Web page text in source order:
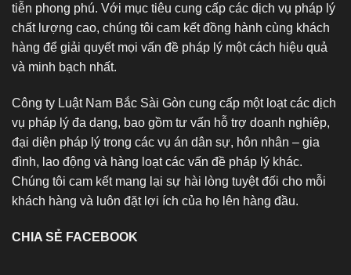
tiễn phong phú. Với mục tiêu cung cấp các dịch vụ pháp lý
chất lượng cao, chúng tôi cam kết đồng hành cùng khách
hàng để giải quyết mọi vấn đề pháp lý một cách hiệu quả
và minh bạch nhất.
Công ty Luật Nam Bắc Sài Gòn cung cấp một loạt các dịch
vụ pháp lý đa dạng, bao gồm tư vấn hỗ trợ doanh nghiệp,
đại diện pháp lý trong các vụ án dân sự, hôn nhân – gia
đình, lao động và hàng loạt các vấn đề pháp lý khác.
Chúng tôi cam kết mang lại sự hài lòng tuyệt đối cho mỗi
khách hàng và luôn đặt lợi ích của họ lên hàng đầu.
CHIA SẺ FACEBOOK